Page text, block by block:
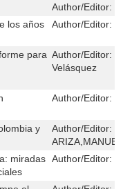
Author/Editor:
los años
Author/Editor:
para Author/Editor:
Velásquez
Author/Editor:
y
Author/Editor:
miradas Author/Editor: